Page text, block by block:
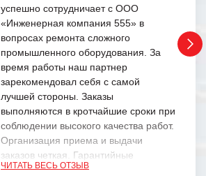
успешно сотрудничает с ООО
«Инженерная компания 555» в
вопросах ремонта сложного
промышленного оборудования. За
время работы наш партнер
зарекомендовал себя с самой
лучшей стороны. Заказы
выполняются в кротчайшие сроки при
соблюдении высокого качества работ.
Организация приема и выдачи
заказов четкая. Гарантийные
обязательства выполняются в
ЧИТАТЬ ВЕСЬ ОТЗЫВ